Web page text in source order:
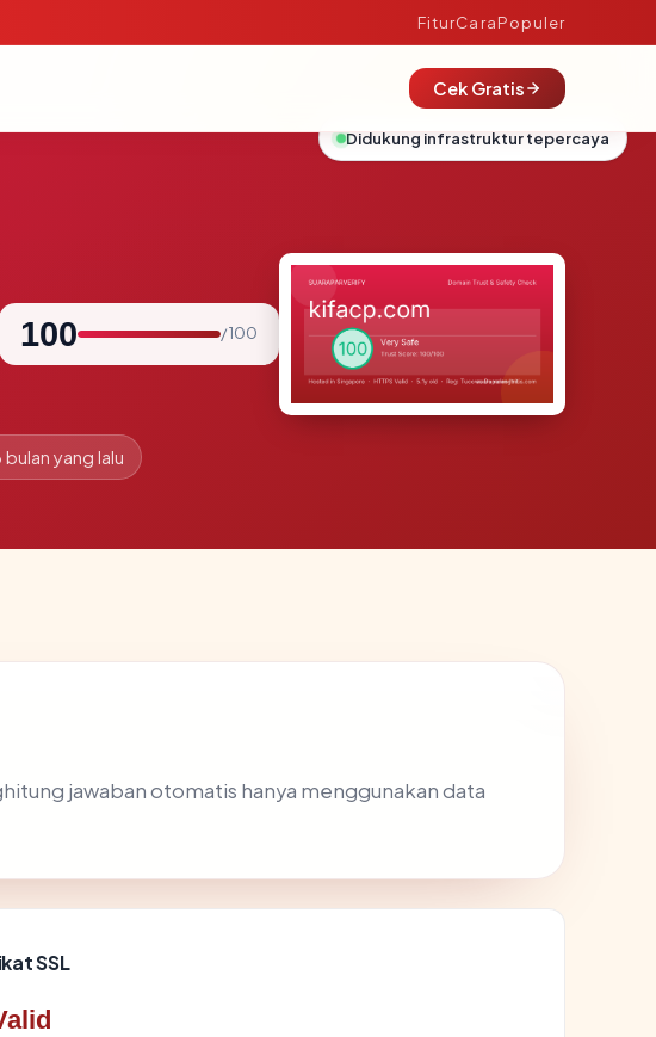
FiturCaraPopuler
Cek Gratis
100 / 100
bulan yang lalu
jawaban otomatis hanya menggunakan data
SSL
Didukung infrastruktur tepercaya